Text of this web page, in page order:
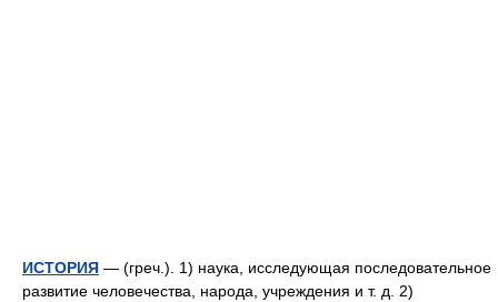
ИСТОРИЯ — (греч.). 1) наука, исследующая последовательное
развитие человечества, народа, учреждения и т. д. 2)